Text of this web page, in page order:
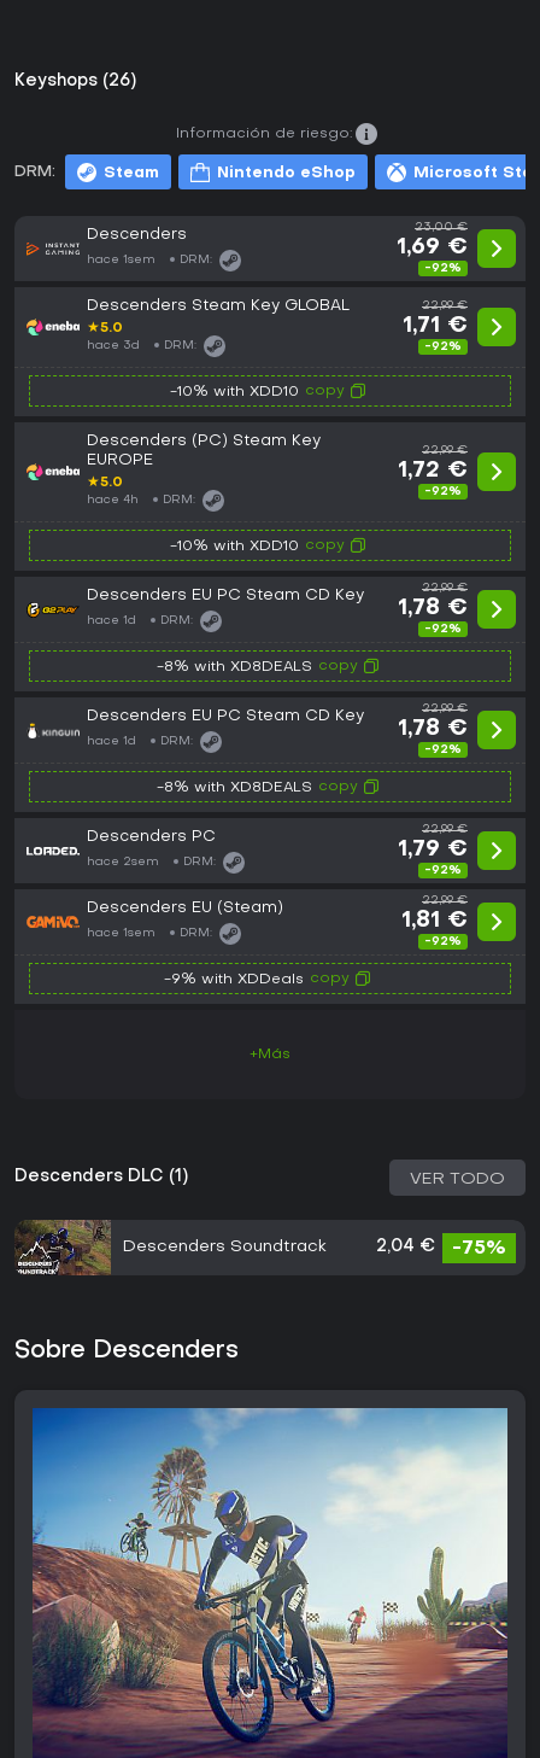
Keyshops (26)
DRM: Steam Nintendo eShop Microsoft
Información de riesgo:
Descenders
hace 1sem DRM:
23,00 €
1,69 €
-92%
Descenders Steam Key GLOBAL
★5.0
hace 3d DRM:
22,99 €
1,71 €
-92%
-10% with XDD10 copy
Descenders (PC) Steam Key
EUROPE
★5.0
hace 4h DRM:
22,99 €
1,72 €
-92%
-10% with XDD10 copy
Descenders EU PC Steam CD Key
hace 1d DRM:
22,99 €
1,78 €
-92%
-8% with XD8DEALS copy
Descenders EU PC Steam CD Key
hace 1d DRM:
22,99 €
1,78 €
-92%
-8% with XD8DEALS copy
Descenders PC
hace 2sem DRM:
22,99 €
1,79 €
-92%
Descenders EU (Steam)
hace 1sem DRM:
22,99 €
1,81 €
-92%
-9% with XDDeals copy
+Más
Descenders DLC (1) VER TODO
Descenders Soundtrack 2,04 € -75%
Sobre Descenders